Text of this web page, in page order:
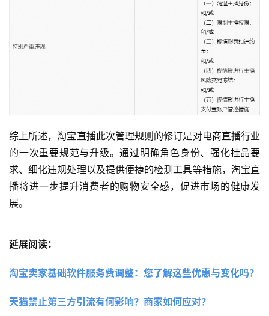
综上所述，淘宝直播此次管理规则的修订是对电商直播行业
的一次重要规范与升级。通过明确角色身份、强化挂品要
求、细化违规处理以及提供便捷的检测工具等措施，淘宝直
播将进一步提升消费者的购物安全感，促进市场的健康发
展。
延展阅读：
淘宝卖家基础软件服务费调整：您了解这些优惠与变化吗？
天猫禁止第三方引流有何影响？商家如何应对？